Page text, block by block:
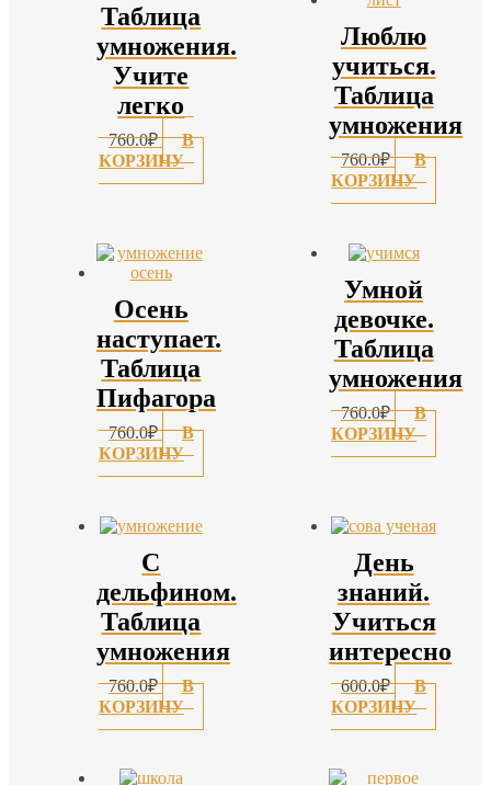
Таблица
умножения.
Учите
легко
760.0₽
В
КОРЗИНУ
Люблю
учиться.
Таблица
умножения
760.0₽
В
КОРЗИНУ
Осень
наступает.
Таблица
Пифагора
760.0₽
В
КОРЗИНУ
Умной
девочке.
Таблица
умножения
760.0₽
В
КОРЗИНУ
С
дельфином.
Таблица
умножения
760.0₽
В
КОРЗИНУ
День
знаний.
Учиться
интересно
600.0₽
В
КОРЗИНУ